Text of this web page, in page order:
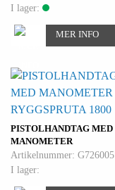
I lager:
MER INFO
PISTOLHANDTAG MED
MANOMETER
RYGGSPRUTA 1800
Artikelnummer: G726005
I lager: